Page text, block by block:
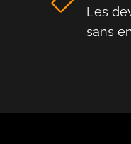
Les
sans